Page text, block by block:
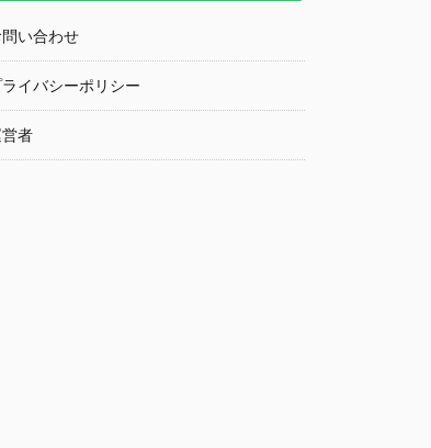
問い合わせ
ライバシーポリシー
者